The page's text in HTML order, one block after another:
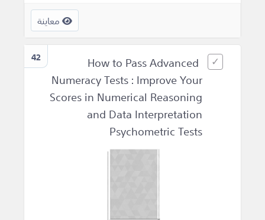
معاينة
42
How to Pass Advanced
Numeracy Tests : Improve Your
Scores in Numerical Reasoning
and Data Interpretation
Psychometric Tests